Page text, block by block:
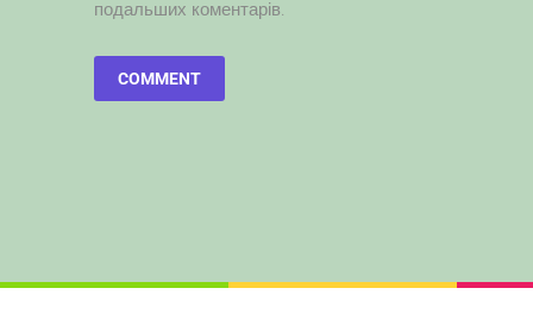
подальших коментарів.